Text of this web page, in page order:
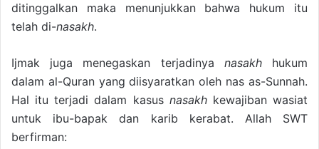
ditinggalkan maka menunjukkan bahwa hukum itu
telah di-nasakh.
Ijmak juga menegaskan terjadinya nasakhhukum
dalam al-Quran yang diisyaratkan oleh nas as-Sunnah.
Hal itu terjadi dalam kasus nasakhkewajiban wasiat
untuk ibu-bapak dan karib kerabat. Allah SWT
berfirman: